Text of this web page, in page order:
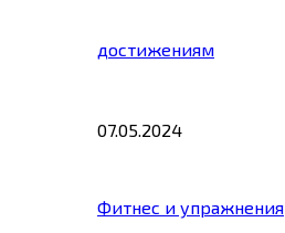
достижениям
07.05.2024
Фитнес и упражнения